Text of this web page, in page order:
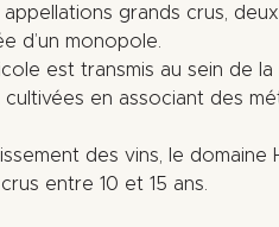
appellations grands crus,
d’un monopole.
est transmis au sein de
cultivées en associant des
des vins, le domaine
entre 10 et 15 ans.